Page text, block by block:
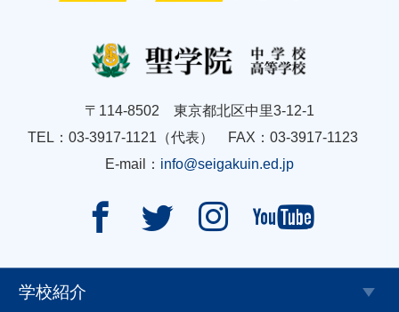
〒114-8502 東京都北区中里3-12-1
TEL：03-3917-1121（代表） FAX：03-3917-1123
E-mail： info@seigakuin.ed.jp
   
学校紹介